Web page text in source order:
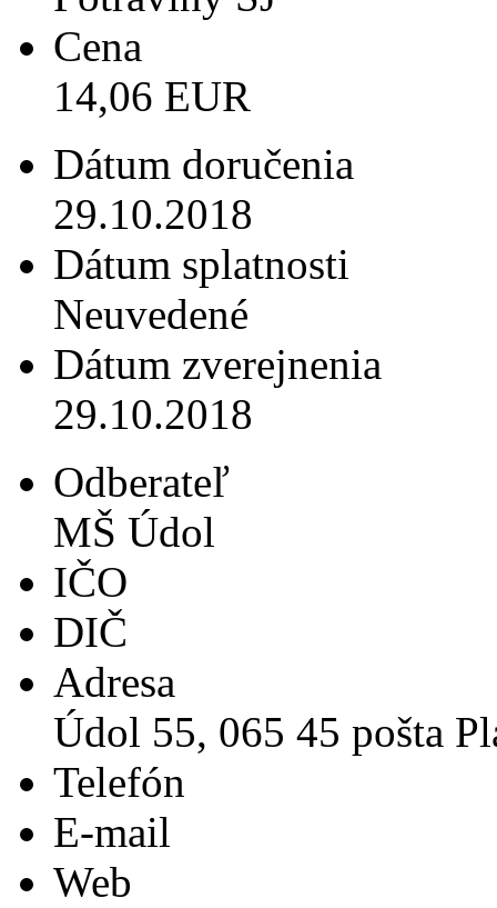
Cena
14,06 EUR
Dátum doručenia
29.10.2018
Dátum splatnosti
Neuvedené
Dátum zverejnenia
29.10.2018
Odberateľ
MŠ Údol
IČO
DIČ
Adresa
Údol 55, 065 45 pošta
Telefón
E-mail
Web